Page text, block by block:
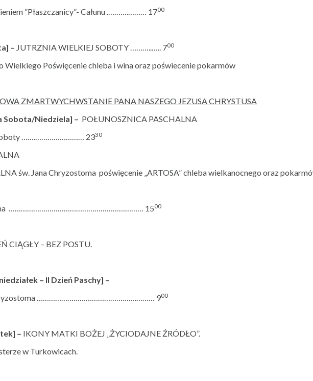
”Płaszczanicy”- Całunu .……….……… 1700
– JUTRZNIA WIELKIEJ SOBOTY ………..….. 700
Wielkiego Poświęcenie chleba i wina oraz poświecenie pokarmów
ZMARTWYCHWSTANIE PANA NASZEGO JEZUSA CHRYSTUSA
Sobota/Niedziela] – POŁUNOSZNICA PASCHALNA
…….…………………… 2330
św. Jana Chryzostoma poświęcenie „ARTOSA” chleba wielkanocnego oraz
………………………………………………………… 1500
CIĄGŁY – BEZ POSTU.
– II Dzień Paschy] –
………………………………………….……… 900
– IKONY MATKI BOŻEJ „ŻYCIODAJNE ŹRÓDŁO”.
w Turkowicach.